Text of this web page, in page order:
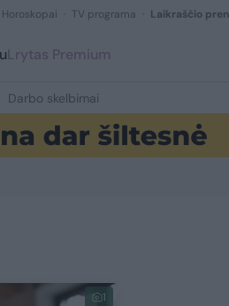
Horoskopai TV programa Laikraščio
Lrytas Premium
Darbo skelbimai
1